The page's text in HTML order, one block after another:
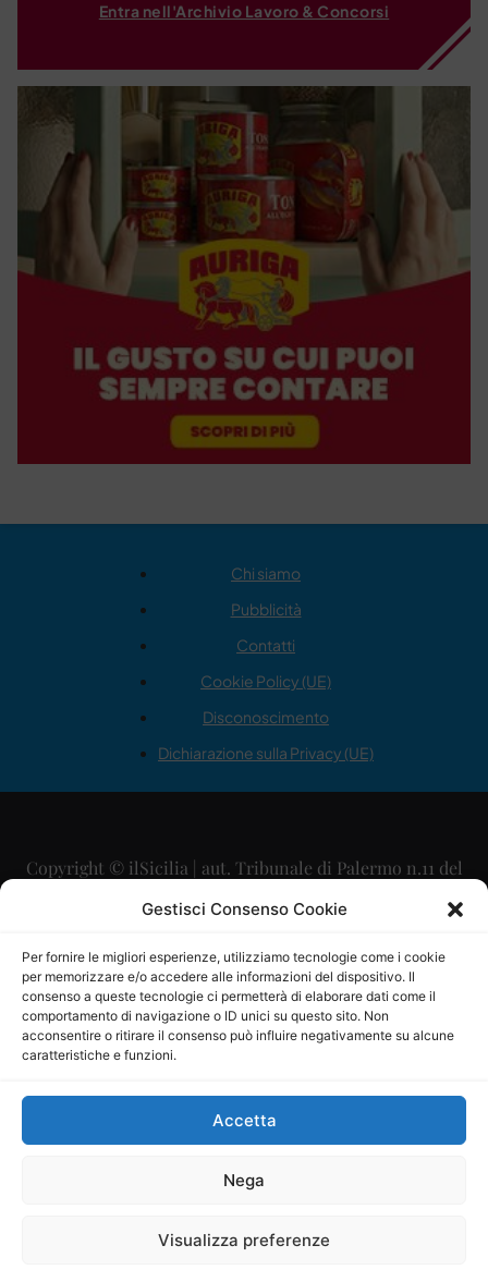
Gestisci Consenso Cookie
Per fornire le migliori esperienze, utilizziamo tecnologie come i cookie
per memorizzare e/o accedere alle informazioni del dispositivo. Il
consenso a queste tecnologie ci permetterà di elaborare dati come il
comportamento di navigazione o ID unici su questo sito. Non
acconsentire o ritirare il consenso può influire negativamente su alcune
caratteristiche e funzioni.
Accetta
Nega
Visualizza preferenze
Entra nell'Archivio Lavoro & Concorsi
Chi siamo
Pubblicità
Contatti
Cookie Policy (UE)
Disconoscimento
Dichiarazione sulla Privacy (UE)
Copyright © ilSicilia | aut. Tribunale di Palermo n.11 del
29/09/2015
Direttore Editoriale: Maurizio Scaglione
Direttore Responsabile: Maria Calabrese
P.IVA: 06334930820
Mercurio Comunicazione Società Cooperativa a r.l. è
iscritta al Registro degli Operatori di Comunicazione al
Sito gestito daLa Digitale srl–info@ladigitale.it